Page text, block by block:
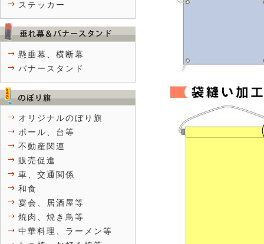
ステッカー
懸垂幕、横断幕
バナースタンド
オリジナルのぼり旗
ポール、台等
不動産関連
販売促進
車、交通関係
和食
宴会、居酒屋等
焼肉、焼き鳥等
中華料理、ラーメン等